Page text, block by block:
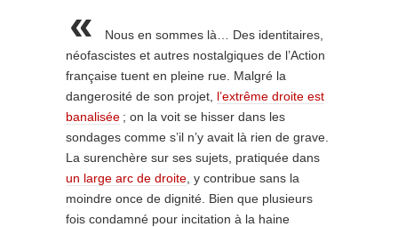
«
Nous en sommes là… Des identitaires,
néofascistes et autres nostalgiques de l’Action
française tuent en pleine rue. Malgré la
dangerosité de son projet, l’extrême droite est
banalisée ; on la voit se hisser dans les
sondages comme s’il n’y avait là rien de grave.
La surenchère sur ses sujets, pratiquée dans
un large arc de droite , y contribue sans la
moindre once de dignité. Bien que plusieurs
fois condamné pour incitation à la haine